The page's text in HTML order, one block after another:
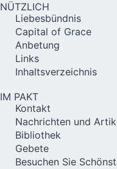
NÜTZLICH
Liebesbündnis
Capital of Grace
Anbetung
Links
Inhaltsverzeichnis
IM PAKT
Kontakt
Nachrichten und
Bibliothek
Gebete
Besuchen Sie